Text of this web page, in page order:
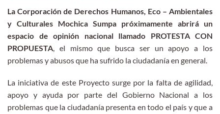
La Corporación de Derechos Humanos, Eco – Ambientales
y Culturales Mochica Sumpa próximamente abrirá un
espacio de opinión nacional llamado PROTESTA CON
PROPUESTA , el mismo que busca ser un apoyo a los
problemas y abusos que ha sufrido la ciudadanía en general.
La iniciativa de este Proyecto surge por la falta de agilidad,
apoyo y ayuda por parte del Gobierno Nacional a los
problemas que la ciudadanía presenta en todo el país y que a